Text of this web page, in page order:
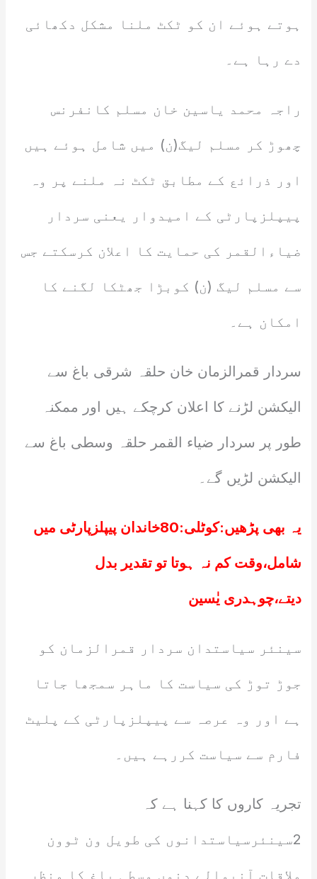
ہوتے ہوئے ان کو ٹکٹ ملنا مشکل دکھائی
دے رہا ہے۔
راجہ محمد یاسین خان مسلم کانفرنس
چھوڑ کر مسلم لیگ(ن) میں شامل ہوئے ہیں
اور ذرائع کے مطابق ٹکٹ نہ ملنے پر وہ
پیپلزپارٹی کے امیدوار یعنی سردار
ضیاءالقمر کی حمایت کا اعلان کرسکتے جس
سے مسلم لیگ (ن) کوبڑا جھٹکا لگنے کا
امکان ہے۔
سردار قمرالزمان خان حلقہ شرقی باغ سے
الیکشن لڑنے کا اعلان کرچکے ہیں اور ممکنہ
طور پر سردار ضیاء القمر حلقہ وسطی باغ سے
الیکشن لڑیں گے۔
یہ بھی پڑھیں: کوٹلی:80خاندان پیپلزپارٹی میں
شامل،وقت کم نہ ہوتا تو تقدیر بدل
دیتے،چوہدری یٰسین
سینئر سیاستدان سردار قمرالزمان کو
جوڑ توڑ کی سیاست کا ماہر سمجھا جاتا
ہے اور وہ عرصہ سے پیپلزپارٹی کے پلیٹ
فارم سے سیاست کررہے ہیں۔
تجریہ کاروں کا کہنا ہے کہ
2سینئرسیاستدانوں کی طویل ون ٹوون
ملاقات آنیوالے دنوں وسطی باغ کا منظر